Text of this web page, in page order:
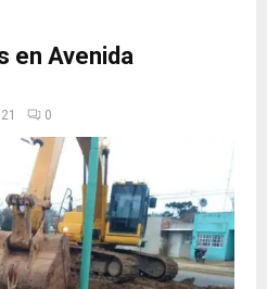
en Avenida
0